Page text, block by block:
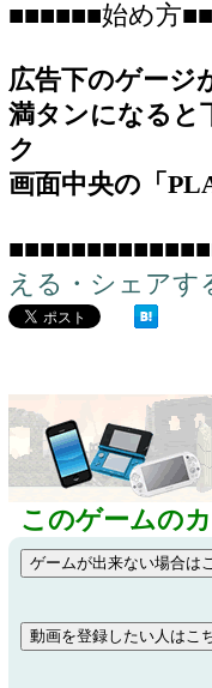
■■■■■■始め方
広告下のゲージ
満タンになると
ク
画面中央の「
える・シェアす
このゲームの